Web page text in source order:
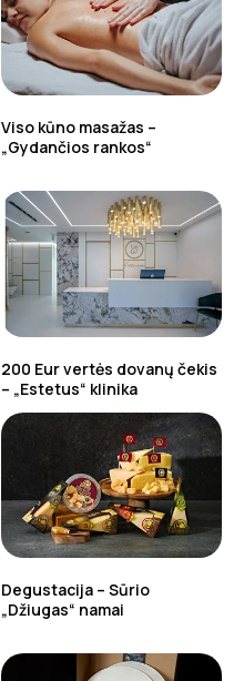
Viso kūno masažas –
„Gydančios rankos“
200 Eur vertės dovanų čekis
– „Estetus“ klinika
Degustacija – Sūrio
„Džiugas“ namai